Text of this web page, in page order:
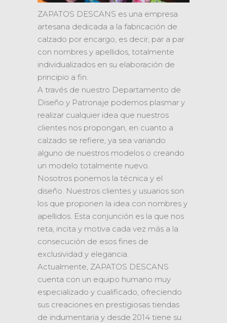
ZAPATOS DESCANS es una empresa
artesana dedicada a la fabricación de
calzado por encargo, es decir, par a par
con nombres y apellidos, totalmente
individualizados en su elaboración de
principio a fin.
A través de nuestro Departamento de
Diseño y Patronaje podemos plasmar y
realizar cualquier idea que nuestros
clientes nos propongan, en cuanto a
calzado se refiere, ya sea variando
alguno de nuestros modelos o creando
un modelo totalmente nuevo.
Nosotros ponemos la técnica y el
diseño. Nuestros clientes y usuarios son
los que proponen la idea con nombres y
apellidos. Esta conjunción es la que nos
reta, incita y motiva cada vez más a la
consecución de esos fines de
exclusividad y elegancia.
Actualmente, ZAPATOS DESCANS
cuenta con un equipo humano muy
especializado y cualificado, ofreciendo
sus creaciones en prestigiosas tiendas
de indumentaria y desde 2014 tiene su